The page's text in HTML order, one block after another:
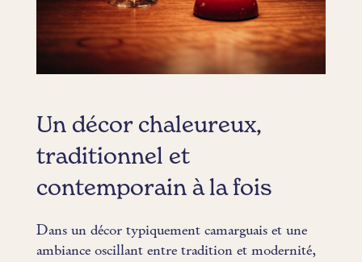
Un décor chaleureux,
traditionnel et
contemporain à la fois
Dans un décor typiquement camarguais et une
ambiance oscillant entre tradition et modernité,